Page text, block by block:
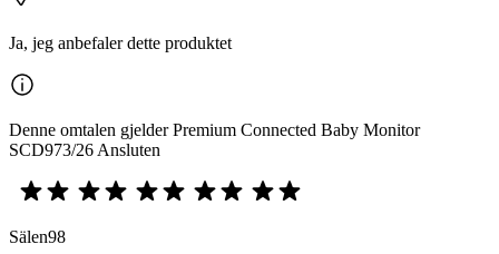
Ja, jeg anbefaler dette produktet
Denne omtalen gjelder Premium Connected Baby Monitor
SCD973/26 Ansluten
Sälen98